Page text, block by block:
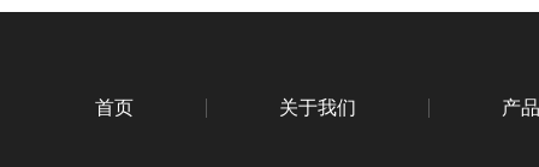
首页 关于我们 产